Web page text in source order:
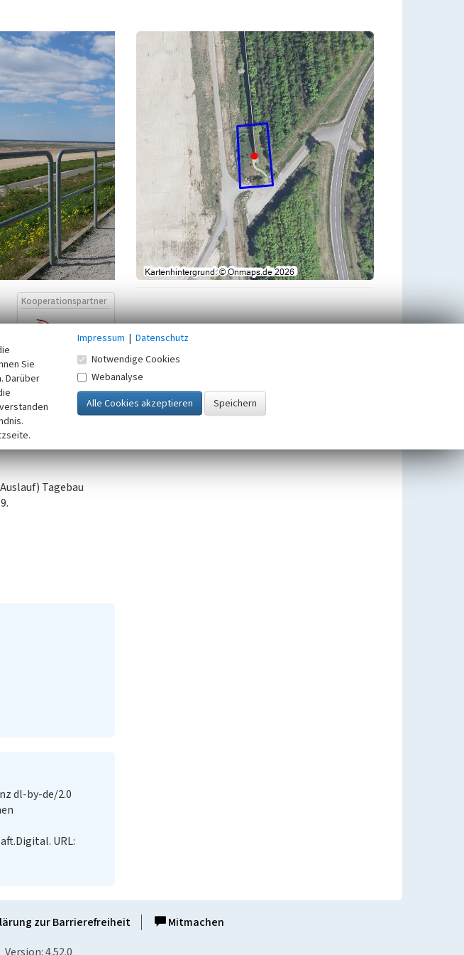
Kooperationspartner
Tagebau
dl-by-de/2.0
URL:
zur Barrierefreiheit
Mitmachen
Sie
Darüber
Impressum | Datenschutz
Notwendige Cookies
Webanalyse